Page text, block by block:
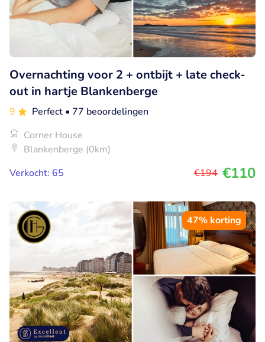
Overnachting voor 2 + ontbijt + late check-
out in hartje Blankenberge
9 Perfect • 77 beoordelingen
Corner House
Blankenberge (0km)
Verkocht: 65
€194 €110
47% korting